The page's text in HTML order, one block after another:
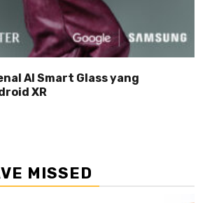
AI Smart Glass yang
XR
MISSED